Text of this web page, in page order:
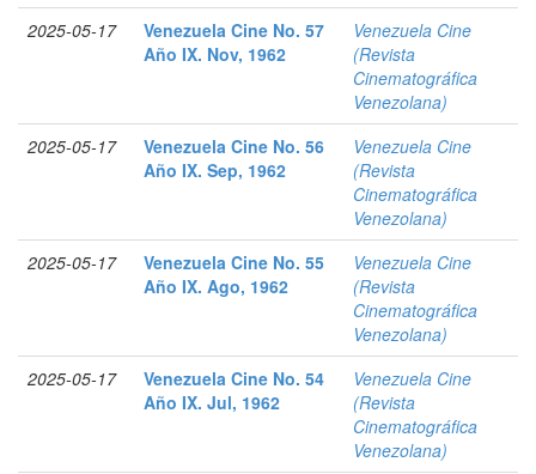
2025-05-17
Venezuela Cine No. 57
Año IX. Nov, 1962
Venezuela Cine
(Revista
Cinematográfica
Venezolana)
2025-05-17
Venezuela Cine No. 56
Año IX. Sep, 1962
Venezuela Cine
(Revista
Cinematográfica
Venezolana)
2025-05-17
Venezuela Cine No. 55
Año IX. Ago, 1962
Venezuela Cine
(Revista
Cinematográfica
Venezolana)
2025-05-17
Venezuela Cine No. 54
Año IX. Jul, 1962
Venezuela Cine
(Revista
Cinematográfica
Venezolana)